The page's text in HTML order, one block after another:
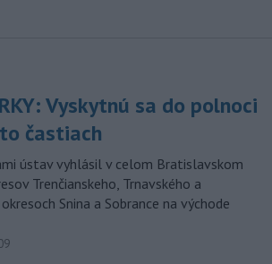
Vyskytnú sa do polnoci
častiach
ústav vyhlásil v celom Bratislavskom
Trenčianskeho, Trnavského a
Snina a Sobrance na východe